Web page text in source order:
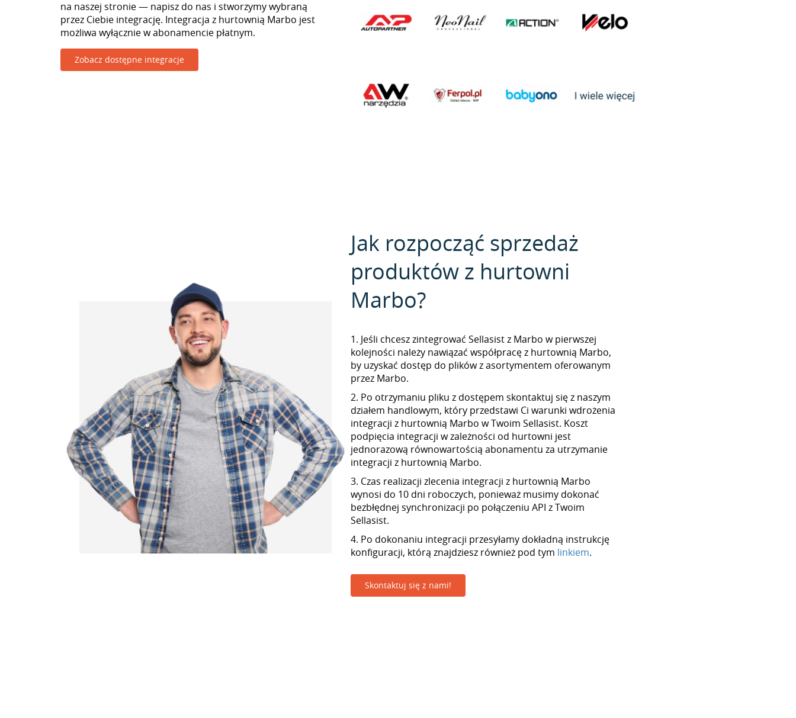
na naszej stronie — napisz do nas i stworzymy wybraną
przez Ciebie integrację. Integracja z hurtownią Marbo jest
możliwa wyłącznie w abonamencie płatnym.
Zobacz dostępne integracje
Jak rozpocząć sprzedaż
produktów z hurtowni
Marbo?
1. Jeśli chcesz zintegrować Sellasist z Marbo w pierwszej
kolejności należy nawiązać współpracę z hurtownią Marbo,
by uzyskać dostęp do plików z asortymentem oferowanym
przez Marbo.
2. Po otrzymaniu pliku z dostępem skontaktuj się z naszym
działem handlowym, który przedstawi Ci warunki wdrożenia
integracji z hurtownią Marbo w Twoim Sellasist. Koszt
podpięcia integracji w zależności od hurtowni jest
jednorazową równowartością abonamentu za utrzymanie
integracji z hurtownią Marbo.
3. Czas realizacji zlecenia integracji z hurtownią Marbo
wynosi do 10 dni roboczych, ponieważ musimy dokonać
bezbłędnej synchronizacji po połączeniu API z Twoim
Sellasist.
4. Po dokonaniu integracji przesyłamy dokładną instrukcję
konfiguracji, którą znajdziesz również pod tym linkiem.
Skontaktuj się z nami!